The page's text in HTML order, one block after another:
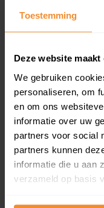
Toestemming
Deze website
We gebruiken
personaliseren, om
en om ons
informatie over uw
partners voor social
partners kunnen
informatie die u aan
verzameld op basis
Een overzicht van
en koopdatum)
Bekijk
Direct